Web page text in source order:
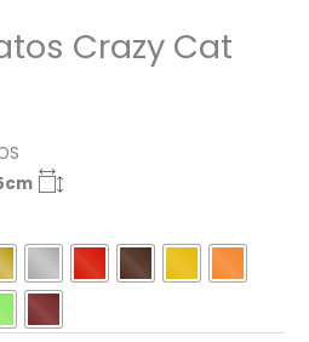
Crazy Cat